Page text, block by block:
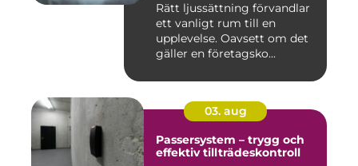
Rätt ljussättning förvandlar
ett vanligt rum till en
upplevelse. Oavsett om det
gäller en företagsko...
03. aug
Passersystem – trygg och
effektiv tillträdeskontroll